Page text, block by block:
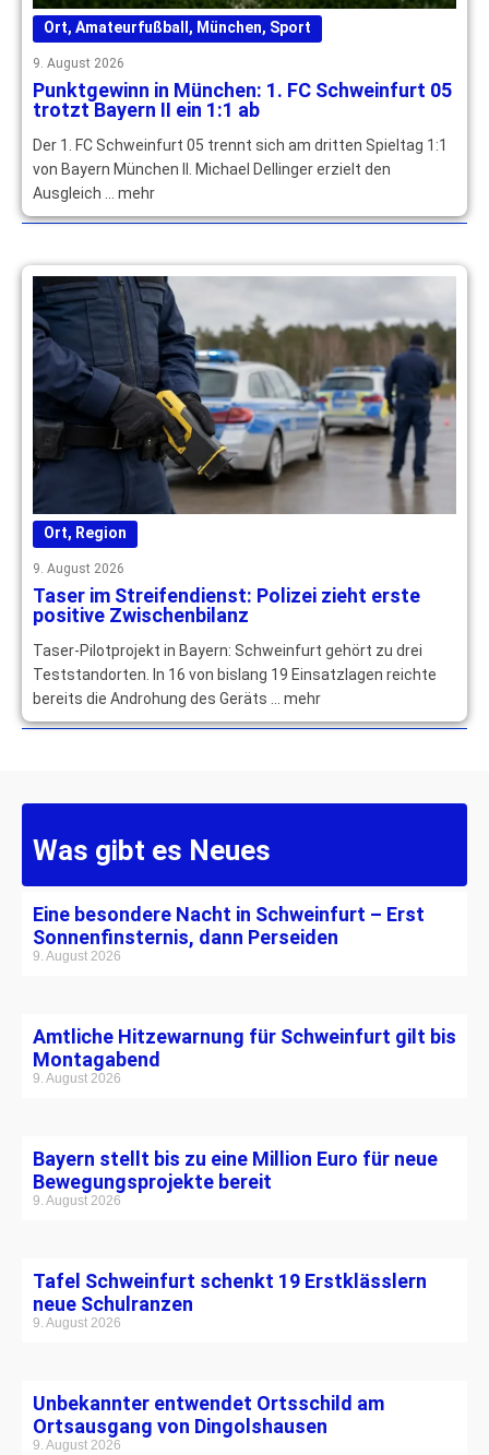
Ort, Amateurfußball , München, Sport
9. August 2026
Punktgewinn in München: 1. FC Schweinfurt 05
trotzt Bayern II ein 1:1 ab
Der 1. FC Schweinfurt 05 trennt sich am dritten Spieltag 1:1
von Bayern München II. Michael Dellinger erzielt den
Ausgleich … mehr
Ort, Region
9. August 2026
Taser im Streifendienst: Polizei zieht erste
positive Zwischenbilanz
Taser-Pilotprojekt in Bayern: Schweinfurt gehört zu drei
Teststandorten. In 16 von bislang 19 Einsatzlagen reichte
bereits die Androhung des Geräts … mehr
Was gibt es Neues
Eine besondere Nacht in Schweinfurt – Erst
Sonnenfinsternis, dann Perseiden
9. August 2026
Amtliche Hitzewarnung für Schweinfurt gilt bis
Montagabend
9. August 2026
Bayern stellt bis zu eine Million Euro für neue
Bewegungsprojekte bereit
9. August 2026
Tafel Schweinfurt schenkt 19 Erstklässlern
neue Schulranzen
9. August 2026
Unbekannter entwendet Ortsschild am
Ortsausgang von Dingolshausen
9. August 2026